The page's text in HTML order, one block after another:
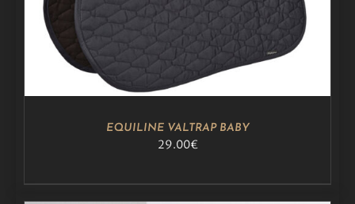
EQUILINE VALTRAP BABY
29.00€